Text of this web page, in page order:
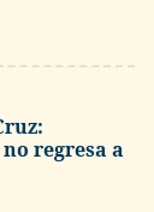
regresa a